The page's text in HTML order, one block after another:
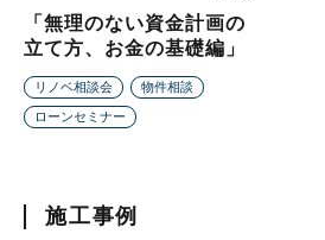
「無理のない資金計画の
立て方、お金の基礎編」
リノベ相談会 物件相談
ローンセミナー
施工事例